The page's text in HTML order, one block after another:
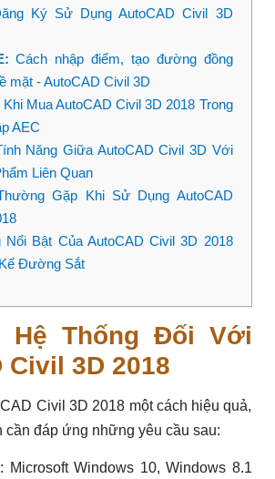
Ký Sử Dụng AutoCAD Civil 3D
Cách nhập điểm, tạo đường đồng
mặt - AutoCAD Civil 3D
Mua AutoCAD Civil 3D 2018 Trong
AEC
Năng Giữa AutoCAD Civil 3D Với
Liên Quan
Gặp Khi Sử Dụng AutoCAD
Nổi Bật Của AutoCAD Civil 3D 2018
Đường Sắt
Hệ Thống Đối Với
Civil 3D 2018
Civil 3D 2018 một cách hiệu quả,
cần đáp ứng những yêu cầu sau:
Microsoft Windows 10, Windows 8.1